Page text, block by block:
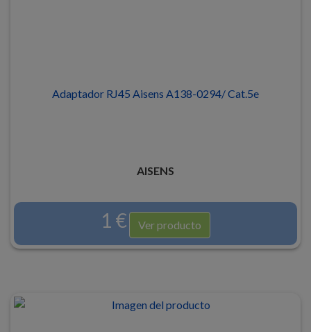
Adaptador RJ45 Aisens A138-0294/ Cat.5e
AISENS
1 € Ver producto